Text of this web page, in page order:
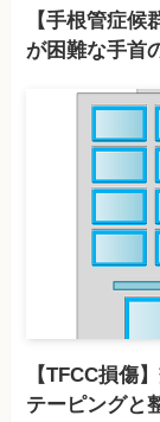
【手根管症
が困難な手首
【TFCC損傷
テーピングと